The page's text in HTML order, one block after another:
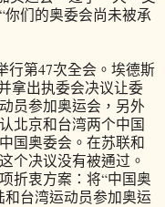
们的奥委会尚未被承
第47次全会。埃德斯
拿出执委会决议让委
员参加奥运会，另外
北京和台湾两个中国
国奥委会。在苏联和
个决议没有被通过。
折衷方案：将“中国奥
台湾运动员参加奥运